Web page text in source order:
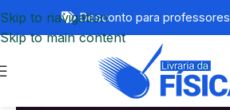
Skip to navigation
Skip to main content
Desconto para professores,